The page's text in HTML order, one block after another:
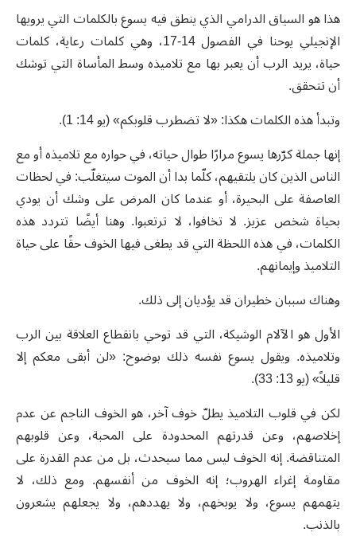
هذا هو السياق الدرامي الذي ينطق فيه يسوع بالكلمات التي يرويها
الإنجيلي يوحنا في الفصول 14-17، وهي كلمات رعاية، كلمات
حياة، يريد الرب أن يعبر بها مع تلاميذه وسط المأساة التي توشك
أن تتحقق.
وتبدأ هذه الكلمات هكذا: «لا تضطرب قلوبكم» (يو 14: 1).
إنها جملة كرّرها يسوع مرارًا طوال حياته، في حواره مع تلاميذه أو مع
الناس الذين كان يلتقيهم، كلّما بدا أن الموت سيتغلّب: في لحظات
العاصفة على البحيرة، أو عندما كان المرض على وشك أن يودي
بحياة شخص عزيز. لا تخافوا، لا ترتعبوا. وهنا أيضًا تتردد هذه
الكلمات، في هذه اللحظة التي قد يطغى فيها الخوف حقًا على حياة
التلاميذ وإيمانهم.
وهناك سببان خطيران قد يؤديان إلى ذلك.
الأول هو الآلام الوشيكة، التي قد توحي بانقطاع العلاقة بين الرب
وتلاميذه. ويقول يسوع نفسه ذلك بوضوح: «لن أبقى معكم إلا
قليلاً» (يو 13: 33).
لكن في قلوب التلاميذ يطلّ خوف آخر، هو الخوف الناجم عن عدم
إخلاصهم، وعن قدرتهم المحدودة على المحبة، وعن قلوبهم
المتناقضة. إنه الخوف ليس مما سيحدث، بل من عدم القدرة على
مقاومة إغراء الهروب؛ إنه الخوف من أنفسهم. ومع ذلك، لا
يتهمهم يسوع، ولا يوبخهم، ولا يهددهم، ولا يجعلهم يشعرون
بالذنب.